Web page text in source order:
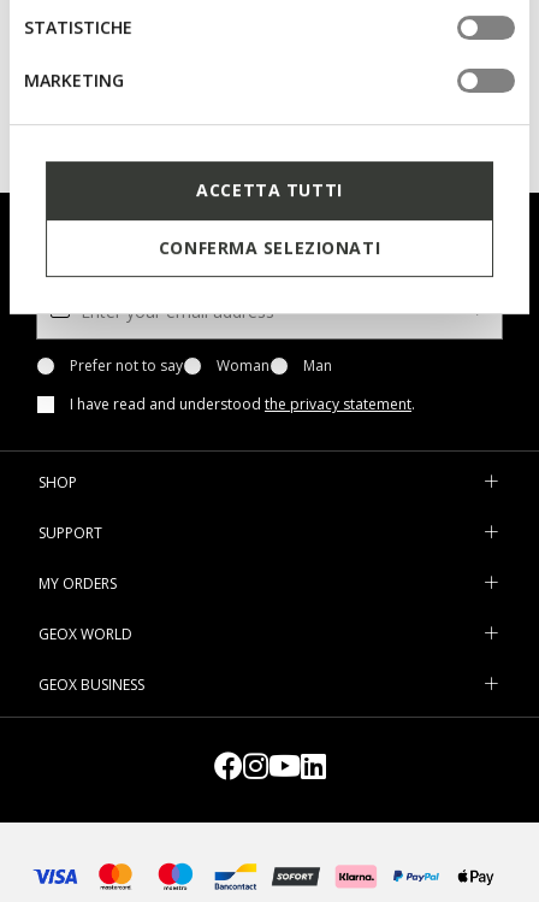
STATISTICHE
MARKETING
ACCETTA TUTTI
CONFERMA SELEZIONATI
ARCHIVE SNAKE MAN
Prefer not to say Woman
Man
I have read and understood the privacy statement.
SHOP
SUPPORT
MY ORDERS
GEOX WORLD
GEOX BUSINESS